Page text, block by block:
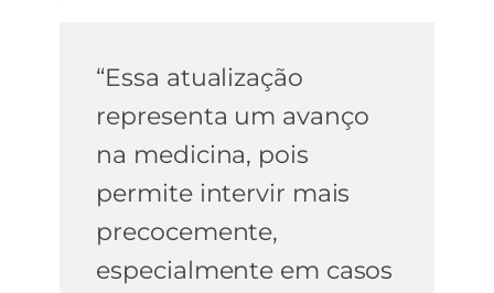
“Essa atualização
representa um avanço
na medicina, pois
permite intervir mais
precocemente,
especialmente em casos